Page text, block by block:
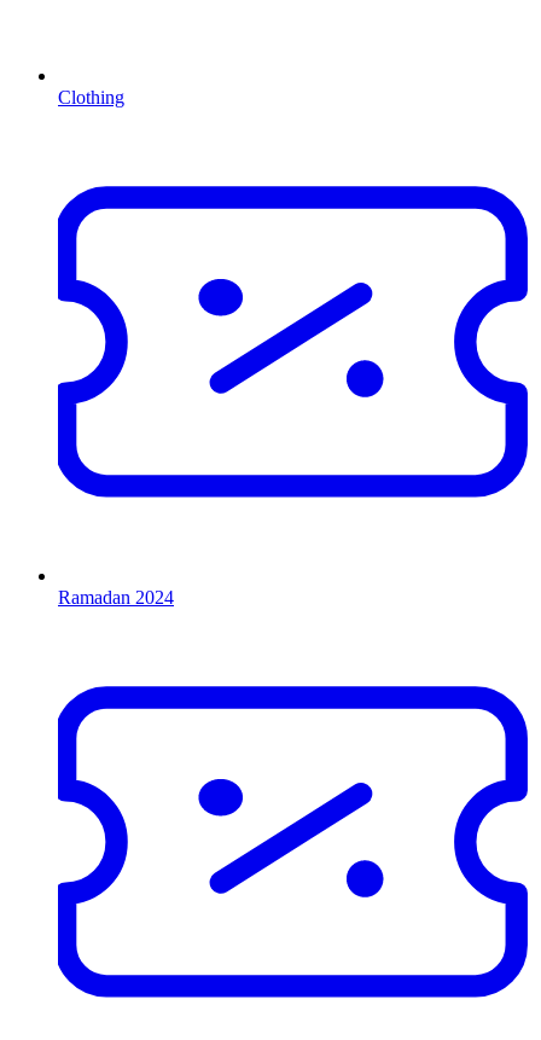
Clothing
Ramadan 2024